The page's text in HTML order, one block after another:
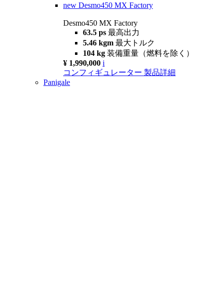
new Desmo450 MX Factory
Desmo450 MX Factory
63.5 ps 最高出力
5.46 kgm 最大トルク
104 kg 装備重量（燃料を除く）
¥ 1,990,000 i
コンフィギュレーター 製品詳細
Panigale